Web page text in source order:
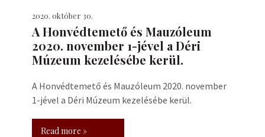
2020. október 30.
A Honvédtemető és Mauzóleum
2020. november 1-jével a Déri
Múzeum kezelésébe kerül.
A Honvédtemető és Mauzóleum 2020. november
1-jével a Déri Múzeum kezelésébe kerül.
Read more »